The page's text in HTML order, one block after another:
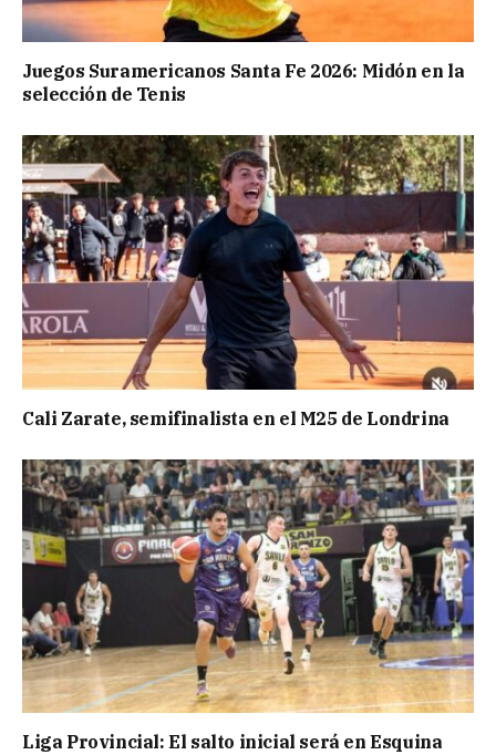
Juegos Suramericanos Santa Fe 2026: Midón en la
selección de Tenis
Cali Zarate, semifinalista en el M25 de Londrina
Liga Provincial: El salto inicial será en Esquina